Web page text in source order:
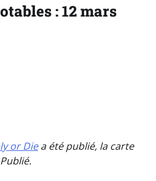
: 12 mars
or Diea été publié, la carte